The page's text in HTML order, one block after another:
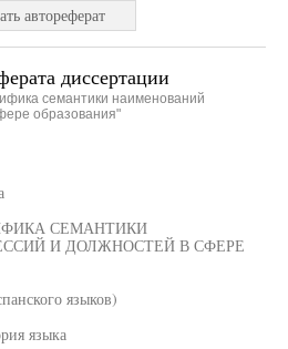
автореферат
диссертации
семантики наименований
образования"
СЕМАНТИКИ
И ДОЛЖНОСТЕЙ В СФЕРЕ
языков)
языка